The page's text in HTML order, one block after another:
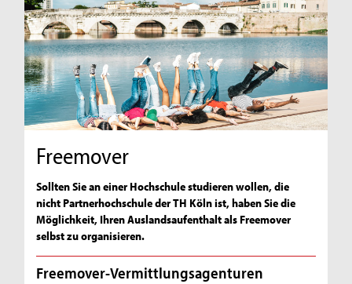
Freemover
Sollten Sie an einer Hochschule studieren wollen, die
nicht Partnerhochschule der TH Köln ist, haben Sie die
Möglichkeit, Ihren Auslandsaufenthalt als Freemover
selbst zu organisieren.
Freemover-Vermittlungsagenturen